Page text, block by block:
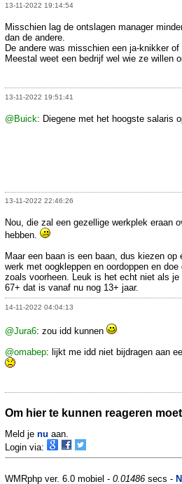
13-11-2022 19:14:54
Misschien lag de ontslagen manager
dan de andere.
De andere was misschien een ja-knikker of
Meestal weet een bedrijf wel wie ze willen
13-11-2022 19:51:41
@Buick: Diegene met het hoogste salaris
13-11-2022 22:46:26
Nou, die zal een gezellige werkplek eraan
hebben.
Maar een baan is een baan, dus kiezen op
werk met oogkleppen en oordoppen en doe
zoals voorheen. Leuk is het echt niet als
67+ dat is vanaf nu nog 13+ jaar.
14-11-2022 04:04:13
@Jura6: zou idd kunnen
@omabep: lijkt me idd niet bijdragen aan
Om hier te kunnen reageren
Meld je nu aan.
Login via:
WMRphp ver. 6.0 mobiel - 0.01486 secs -